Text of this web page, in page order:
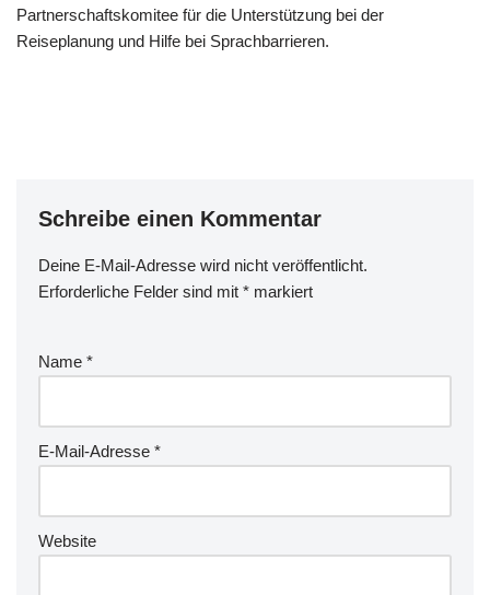
Partnerschaftskomitee für die Unterstützung bei der
Reiseplanung und Hilfe bei Sprachbarrieren.
Schreibe einen Kommentar
Deine E-Mail-Adresse wird nicht veröffentlicht.
Erforderliche Felder sind mit * markiert
Name *
E-Mail-Adresse *
Website